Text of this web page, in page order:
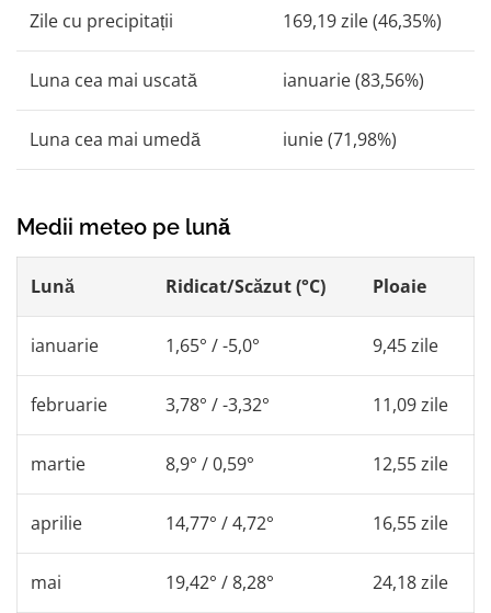
Zile cu precipitații 169,19 zile (46,35%)
Luna cea mai uscată ianuarie (83,56%)
Luna cea mai umedă iunie (71,98%)
Medii meteo pe lună
Lună Ridicat/Scăzut (°C) Ploaie
ianuarie 1,65° / -5,0° 9,45 zile
februarie 3,78° / -3,32° 11,09 zile
martie 8,9° / 0,59° 12,55 zile
aprilie 14,77° / 4,72° 16,55 zile
mai 19,42° / 8,28° 24,18 zile